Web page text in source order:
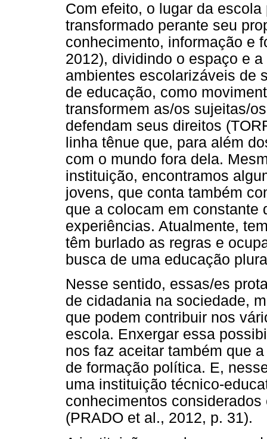
Com efeito, o lugar da
transformado perante seu
conhecimento, informação e
2012), dividindo o espaço e
ambientes escolarizáveis de
de educação, como
transformem as/os sujeitas/
defendam seus direitos
linha tênue que, para além
com o mundo fora dela.
instituição, encontramos
jovens, que conta também
que a colocam em
experiências. Atualmente,
têm burlado as regras e
busca de uma educação
Nesse sentido, essas/es
de cidadania na sociedade,
que podem contribuir nos
escola. Enxergar essa
nos faz aceitar também que
de formação política. E,
uma instituição técnico-
conhecimentos
(PRADO et al., 2012, p. 31).